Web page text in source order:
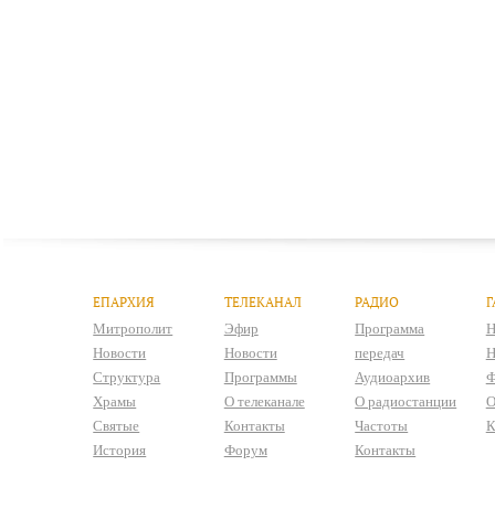
ЕПАРХИЯ
Митрополит
Новости
Структура
Храмы
Святые
История
ТЕЛЕКАНАЛ
Эфир
Новости
Программы
О телеканале
Контакты
Форум
РАДИО
Программа
передач
Аудиоархив
О радиостанции
Частоты
Контакты